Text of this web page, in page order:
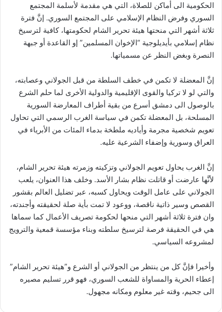
الحكومية الى أماكن للصلاة، التي هي مقدمة لأسلمة المجتمع
السوري وفرض النظام الإسلامي على المجتمع السوري. إنَّ فترة
ثلاثة أشهر التي منحتها هيئة تحرير الشام لحكومتها، كافية لترسيخ
نظام إسلامي بأيديلوجية “الإخوان المسلمين” إو القاعدة أو جبهة
النصرة وبغض النظر عن مسمياتها.
إنَّ المعضلة لا تكمن في خطف السلطة من قبل الجولاني وعصابته،
والتي لو لا تركيا والقوى الإقليمية والدولية الأخرى لما حلم الشرع
بالوصول الى دمشق أسرع من بقية أطراف المعارضة السورية
المسلحة، بل المعضلة تكمن في سياسة الغرب الرسمي التي تحاول
تعويم شخصية مجرمة وأياديه ملطخة بدماء المئات من الأبرياء في
العراق وسورية وإضفاء الشرعية عليه.
إنَّ الغرب يحاول تعويم الجولاني وتزكيته وزمرته هيئة تحرير الشام،
لأنَّها عارضت أو قاتلت نظام بشار الأسد. وخلف هذا العنوان، يلعب
الجولاني على عامل الوقت ويحاول كسبه، عبر تضليل العالم بقشور
القصص وسير ذاتية ناقصة، ووعود لا تمت بأية صلة لحقيقته وأجندته،
وان فترة ثلاثة أشهر التي منحها لحكومة تصريف الأعمال كما سماها
هي في الحقيقة فرصة لترسيخ سلطته وبناء مؤسسة قمعية والترويج
لمشروعه السياسي.
وأخيرا فإنَّ كل من ينتظر من الجولاني أو الشرع و”هيئة تحرير الشام”
إعطاء الحرية والمساواة للشعب السوري، فهو قرر تسليم مصيره
الى جحيم، وقته غير معلوم ومكانه مجهول.